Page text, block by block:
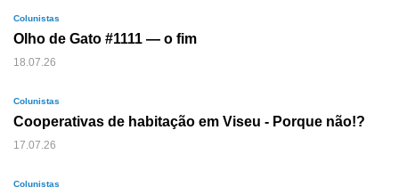
Colunistas
Olho de Gato #1111 — o fim
18.07.26
Colunistas
Cooperativas de habitação em Viseu - Porque não!?
17.07.26
Colunistas